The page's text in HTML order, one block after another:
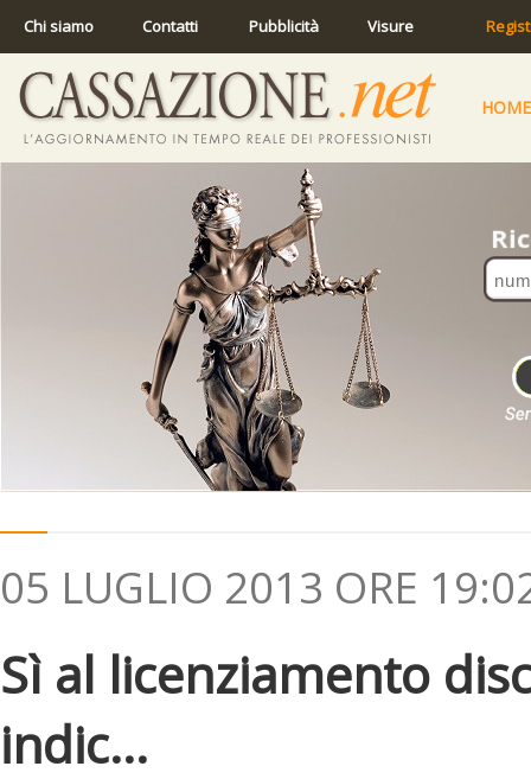
Chi siamo Contatti Pubblicità Visure
HOME
05 LUGLIO 2013 ORE
Sì al licenziamento
indic...